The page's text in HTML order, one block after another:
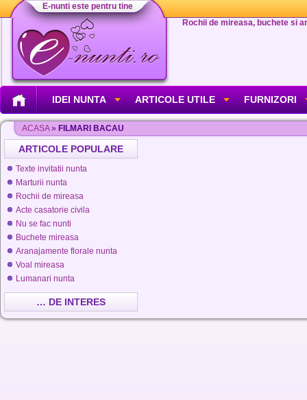
E-nunti este pentru tine
Rochii de mireasa, buchete si
IDEI NUNTA ARTICOLE UTILE FURNIZORI
ACASA» FILMARI BACAU
ARTICOLE POPULARE
Texte invitatii nunta
Marturii nunta
Rochii de mireasa
Acte casatorie civila
Nu se fac nunti
Buchete mireasa
Aranajamente florale nunta
Voal mireasa
Lumanari nunta
… DE INTERES